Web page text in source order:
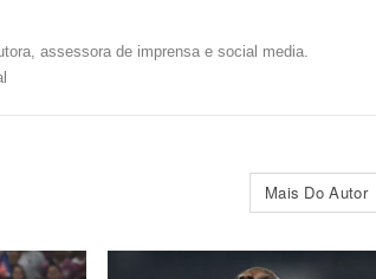
assessora de imprensa e social media.
Mais Do Autor